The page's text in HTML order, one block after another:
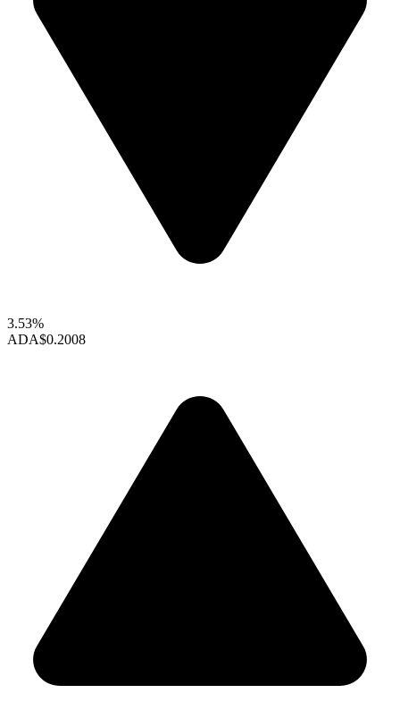
3.53%
ADA$0.2008